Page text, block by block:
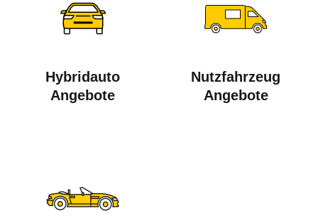
Hybridauto
Angebote
Nutzfahrzeug
Angebote